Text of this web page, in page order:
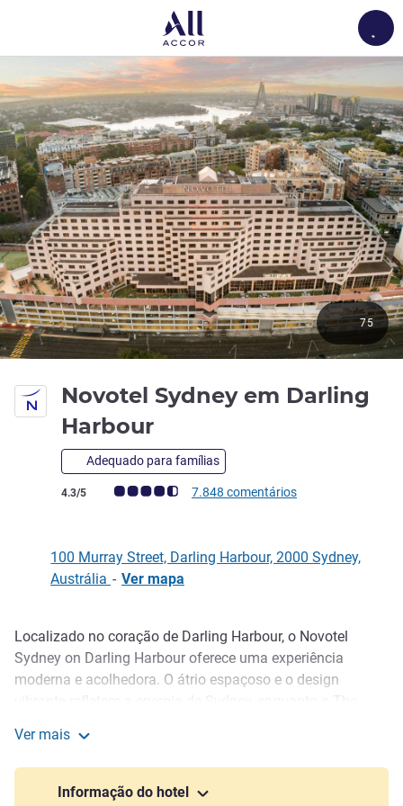
Novotel Sydney em Darling
Harbour
Adequado para famílias
Nota clientes Avis (Classificação ALL)
4.3/5 7.848 comentários
75
100 Murray Street, Darling Harbour, 2000 Sydney,
Austrália - Ver mapa
Descrição
Localizado no coração de Darling Harbour, o Novotel
Sydney on Darling Harbour oferece uma experiência
moderna e acolhedora. O átrio espaçoso e o design
Asian Kitchen e o Wine Bar num elegante espaço aberto
com vistas deslumbrantes do horizonte da cidade.
Delicie-se com um jantar saboroso no The Ternary, com
Ver mais
Informação do hotel